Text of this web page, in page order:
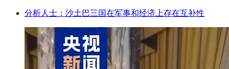
分析人士：沙土巴三国在军事和经济上存在互补性